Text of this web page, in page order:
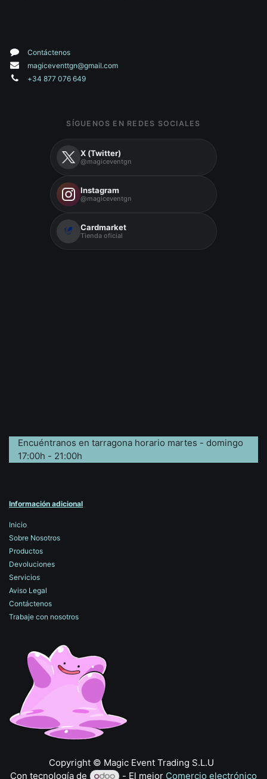
Contáctenos
magiceventtgn@gmail.com
+34 877 076 649
SÍGUENOS EN REDES SOCIALES
X (Twitter)
@magiceventgn
Instagram
@magiceventgn
Cardmarket
Tienda oficial
Encuéntranos en tarragona horario martes - domingo
17:00h - 21:00h
Información adicional
Inicio
Sobre Nosotros
Productos
Devoluciones
Servicios
Aviso Legal
Contáctenos
Trabaje con nosotros
​Copyright © Magic Event Trading S.L.U
Con tecnología de
- El mejor Comercio electrónico